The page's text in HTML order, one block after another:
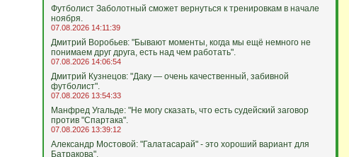
Футболист Заболотный сможет вернуться к тренировкам в начале
ноября.
07.08.2026 14:11:39
Дмитрий Воробьев: "Бывают моменты, когда мы ещё немного не
понимаем друг друга, есть над чем работать".
07.08.2026 14:06:54
Дмитрий Кузнецов: "Даку — очень качественный, забивной
футболист".
07.08.2026 13:54:33
Манфред Угальде: "Не могу сказать, что есть судейский заговор
против "Спартака".
07.08.2026 13:39:12
Александр Мостовой: "Галатасарай" - это хороший вариант для
Батракова".